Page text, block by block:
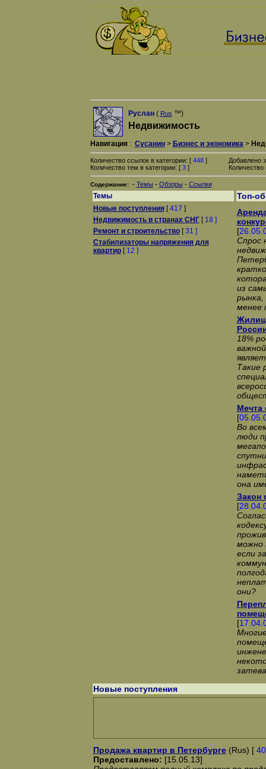
Руслан ( Rus ™)
Недвижимость
Навигация: Сусанин> Бизнес и экономика>
Количество ссылок в категории: [ 448]
Количество тем в категории: [ 3]
Добавлено
Содержание: - Темы - Обзоры - Ссылки
Темы Топ-
Новые поступления[417 ]
Недвижимость в странах СНГ[ 18 ]
Ремонт и строительство[31 ]
Стабилизаторы напряжения для
квартир[ 12 ]
[
Спрос
из
рынка,
менее
18%
Такие
Мечта
[
Во
люди
она
Закон
[
можно
если
они?
[
Новые поступления
Продажа квартир в Петербурге(Rus) [
Предоставлено: [15.05.13]